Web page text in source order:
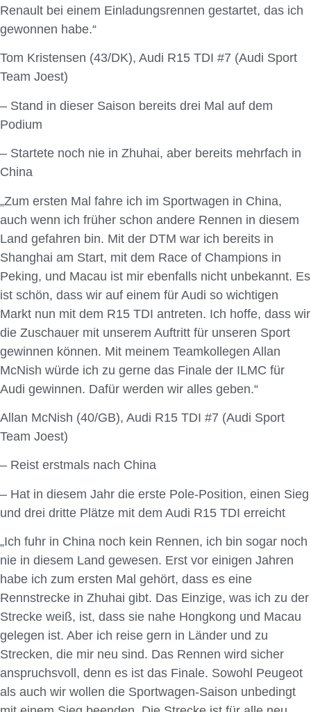
Renault bei einem Einladungsrennen gestartet, das ich
gewonnen habe.“
Tom Kristensen (43/DK), Audi R15 TDI #7 (Audi Sport
Team Joest)
– Stand in dieser Saison bereits drei Mal auf dem
Podium
– Startete noch nie in Zhuhai, aber bereits mehrfach in
China
„Zum ersten Mal fahre ich im Sportwagen in China,
auch wenn ich früher schon andere Rennen in diesem
Land gefahren bin. Mit der DTM war ich bereits in
Shanghai am Start, mit dem Race of Champions in
Peking, und Macau ist mir ebenfalls nicht unbekannt. Es
ist schön, dass wir auf einem für Audi so wichtigen
Markt nun mit dem R15 TDI antreten. Ich hoffe, dass wir
die Zuschauer mit unserem Auftritt für unseren Sport
gewinnen können. Mit meinem Teamkollegen Allan
McNish würde ich zu gerne das Finale der ILMC für
Audi gewinnen. Dafür werden wir alles geben.“
Allan McNish (40/GB), Audi R15 TDI #7 (Audi Sport
Team Joest)
– Reist erstmals nach China
– Hat in diesem Jahr die erste Pole-Position, einen Sieg
und drei dritte Plätze mit dem Audi R15 TDI erreicht
„Ich fuhr in China noch kein Rennen, ich bin sogar noch
nie in diesem Land gewesen. Erst vor einigen Jahren
habe ich zum ersten Mal gehört, dass es eine
Rennstrecke in Zhuhai gibt. Das Einzige, was ich zu der
Strecke weiß, ist, dass sie nahe Hongkong und Macau
gelegen ist. Aber ich reise gern in Länder und zu
Strecken, die mir neu sind. Das Rennen wird sicher
anspruchsvoll, denn es ist das Finale. Sowohl Peugeot
als auch wir wollen die Sportwagen-Saison unbedingt